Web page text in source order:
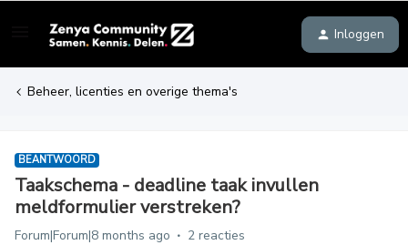
Inloggen
Beheer, licenties en overige thema's
BEANTWOORD
Taakschema - deadline taak invullen
meldformulier verstreken?
Forum|Forum|8 months ago 2 reacties